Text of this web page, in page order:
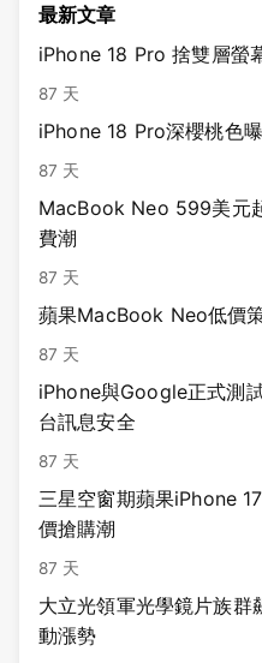
最新文章
iPhone 18 Pro 捨雙層螢
87 天
iPhone 18 Pro深櫻桃色
87 天
MacBook Neo 599美元
費潮
87 天
蘋果MacBook Neo低價
87 天
iPhone與Google正式測
台訊息安全
87 天
三星空窗期蘋果iPhone
價搶購潮
87 天
大立光領軍光學鏡片族
動漲勢